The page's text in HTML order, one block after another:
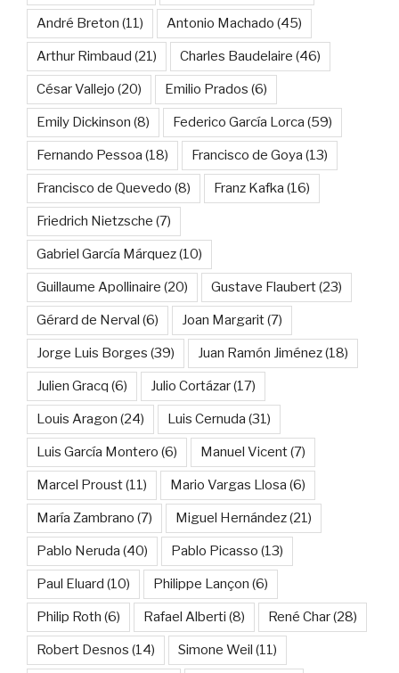
André Breton (11) Antonio Machado (45)
Arthur Rimbaud (21) Charles Baudelaire (46)
César Vallejo (20) Emilio Prados (6)
Emily Dickinson (8) Federico García Lorca (59)
Fernando Pessoa (18) Francisco de Goya (13)
Francisco de Quevedo (8) Franz Kafka (16)
Friedrich Nietzsche (7)
Gabriel García Márquez(10)
Guillaume Apollinaire (20) Gustave Flaubert(23)
Gérard de Nerval (6) Joan Margarit(7)
Jorge Luis Borges (39) Juan Ramón Jiménez(18)
Julien Gracq (6) Julio Cortázar(17)
Louis Aragon (24) Luis Cernuda (31)
Luis García Montero (6) Manuel Vicent(7)
Marcel Proust(11) Mario Vargas Llosa (6)
María Zambrano (7) Miguel Hernández(21)
Pablo Neruda (40) Pablo Picasso (13)
Paul Eluard (10) Philippe Lançon (6)
Philip Roth (6) Rafael Alberti (8) René Char(28)
Robert Desnos (14) Simone Weil (11)